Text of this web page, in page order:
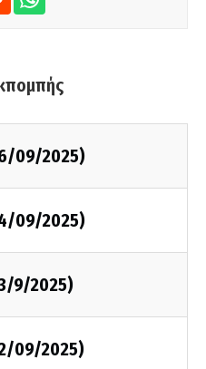
09/2025)
09/2025)
9/2025)
09/2025)